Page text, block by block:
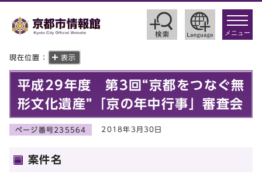
toggle
メニュー
現在位置： 表示
平成29年度 第3回“京都をつなぐ無
形文化遺産”「京の年中行事」審査会
ページ番号235564 2018年3月30日
案件名